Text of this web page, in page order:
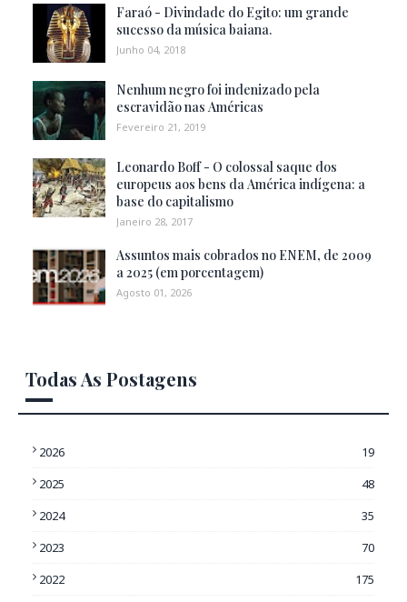
Faraó - Divindade do Egito: um grande
sucesso da música baiana.
Junho 04, 2018
Nenhum negro foi indenizado pela
escravidão nas Américas
Fevereiro 21, 2019
Leonardo Boff - O colossal saque dos
europeus aos bens da América indígena: a
base do capitalismo
Janeiro 28, 2017
Assuntos mais cobrados no ENEM, de 2009
a 2025 (em porcentagem)
Agosto 01, 2026
Todas As Postagens
2026
19
2025
48
2024
35
2023
70
2022
175